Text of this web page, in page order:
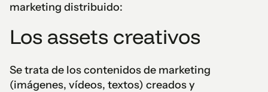
marketing distribuido:
Los assets creativos
Se trata de los contenidos de marketing
(imágenes, vídeos, textos) creados y